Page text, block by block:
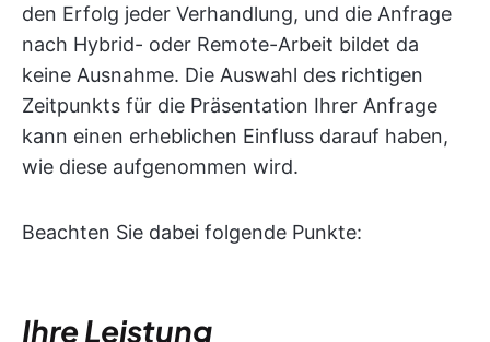
den Erfolg jeder Verhandlung, und die Anfrage
nach Hybrid- oder Remote-Arbeit bildet da
keine Ausnahme. Die Auswahl des richtigen
Zeitpunkts für die Präsentation Ihrer Anfrage
kann einen erheblichen Einfluss darauf haben,
wie diese aufgenommen wird.
Beachten Sie dabei folgende Punkte:
Ihre Leistung